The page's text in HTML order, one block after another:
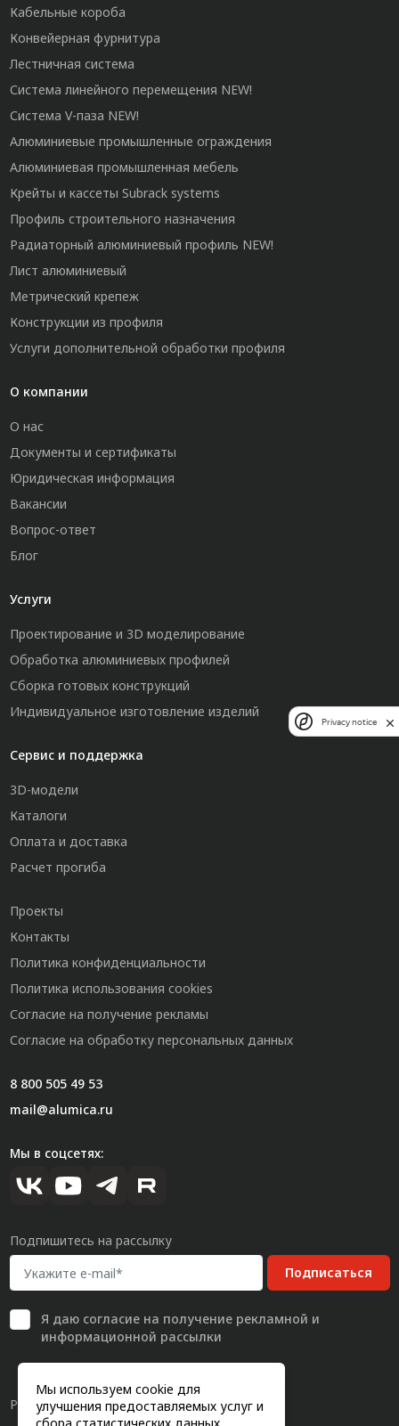
Мы используем cookie для
улучшения предоставляемых услуг и
Кабельные короба
Конвейерная фурнитура
Лестничная система
Система линейного перемещения NEW!
Система V-паза NEW!
Алюминиевые промышленные ограждения
Алюминиевая промышленная мебель
Крейты и кассеты Subrack systems
Профиль строительного назначения
Радиаторный алюминиевый профиль NEW!
Лист алюминиевый
Метрический крепеж
Конструкции из профиля
Услуги дополнительной обработки профиля
О компании
О нас
Документы и сертификаты
Юридическая информация
Вакансии
Вопрос-ответ
Блог
Услуги
Проектирование и 3D моделирование
Обработка алюминиевых профилей
Сборка готовых конструкций
Индивидуальное изготовление изделий
Сервис и поддержка
3D-модели
Каталоги
Оплата и доставка
Расчет прогиба
Проекты
Контакты
Политика конфиденциальности
Политика использования cookies
Согласие на получение рекламы
Согласие на обработку персональных данных
8 800 505 49 53
mail@alumica.ru
Мы в соцсетях:
Подпишитесь на рассылку
Подписаться
Я даю согласиена получение рекламной и
информационной рассылки
Разработка сайта
Privacy notice